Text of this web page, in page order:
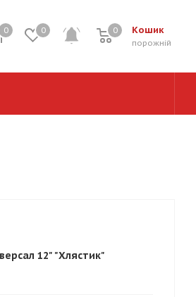
0 0 Кошик
0
порожній
0
12" "Хлястик"